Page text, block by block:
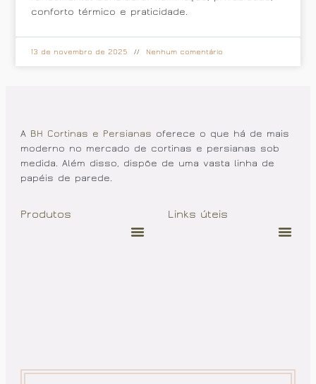
conforto térmico e praticidade.
13 de novembro de 2025 Nenhum comentário
A BH Cortinas e Persianas oferece o que há de mais
moderno no mercado de cortinas e persianas sob
medida. Além disso, dispõe de uma vasta linha de
papéis de parede.
Produtos Links úteis